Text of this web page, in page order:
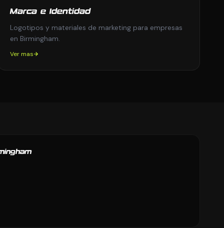
Marca e Identidad
Logotipos y materiales de marketing para empresas
en Birmingham.
Ver mas